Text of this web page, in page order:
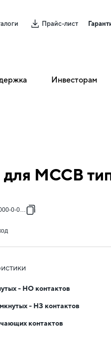
Прайс-лист
Инвесторам
MCCB
0-08-C
- НО контактов
- НЗ контактов
контактов